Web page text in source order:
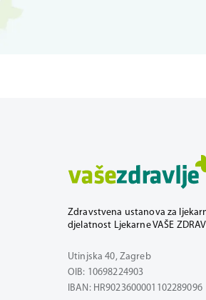
Zdravstvena ustanova za
djelatnost Ljekarne VAŠE
Utinjska 40, Zagreb
OIB: 10698224903
IBAN: HR9023600001102289096